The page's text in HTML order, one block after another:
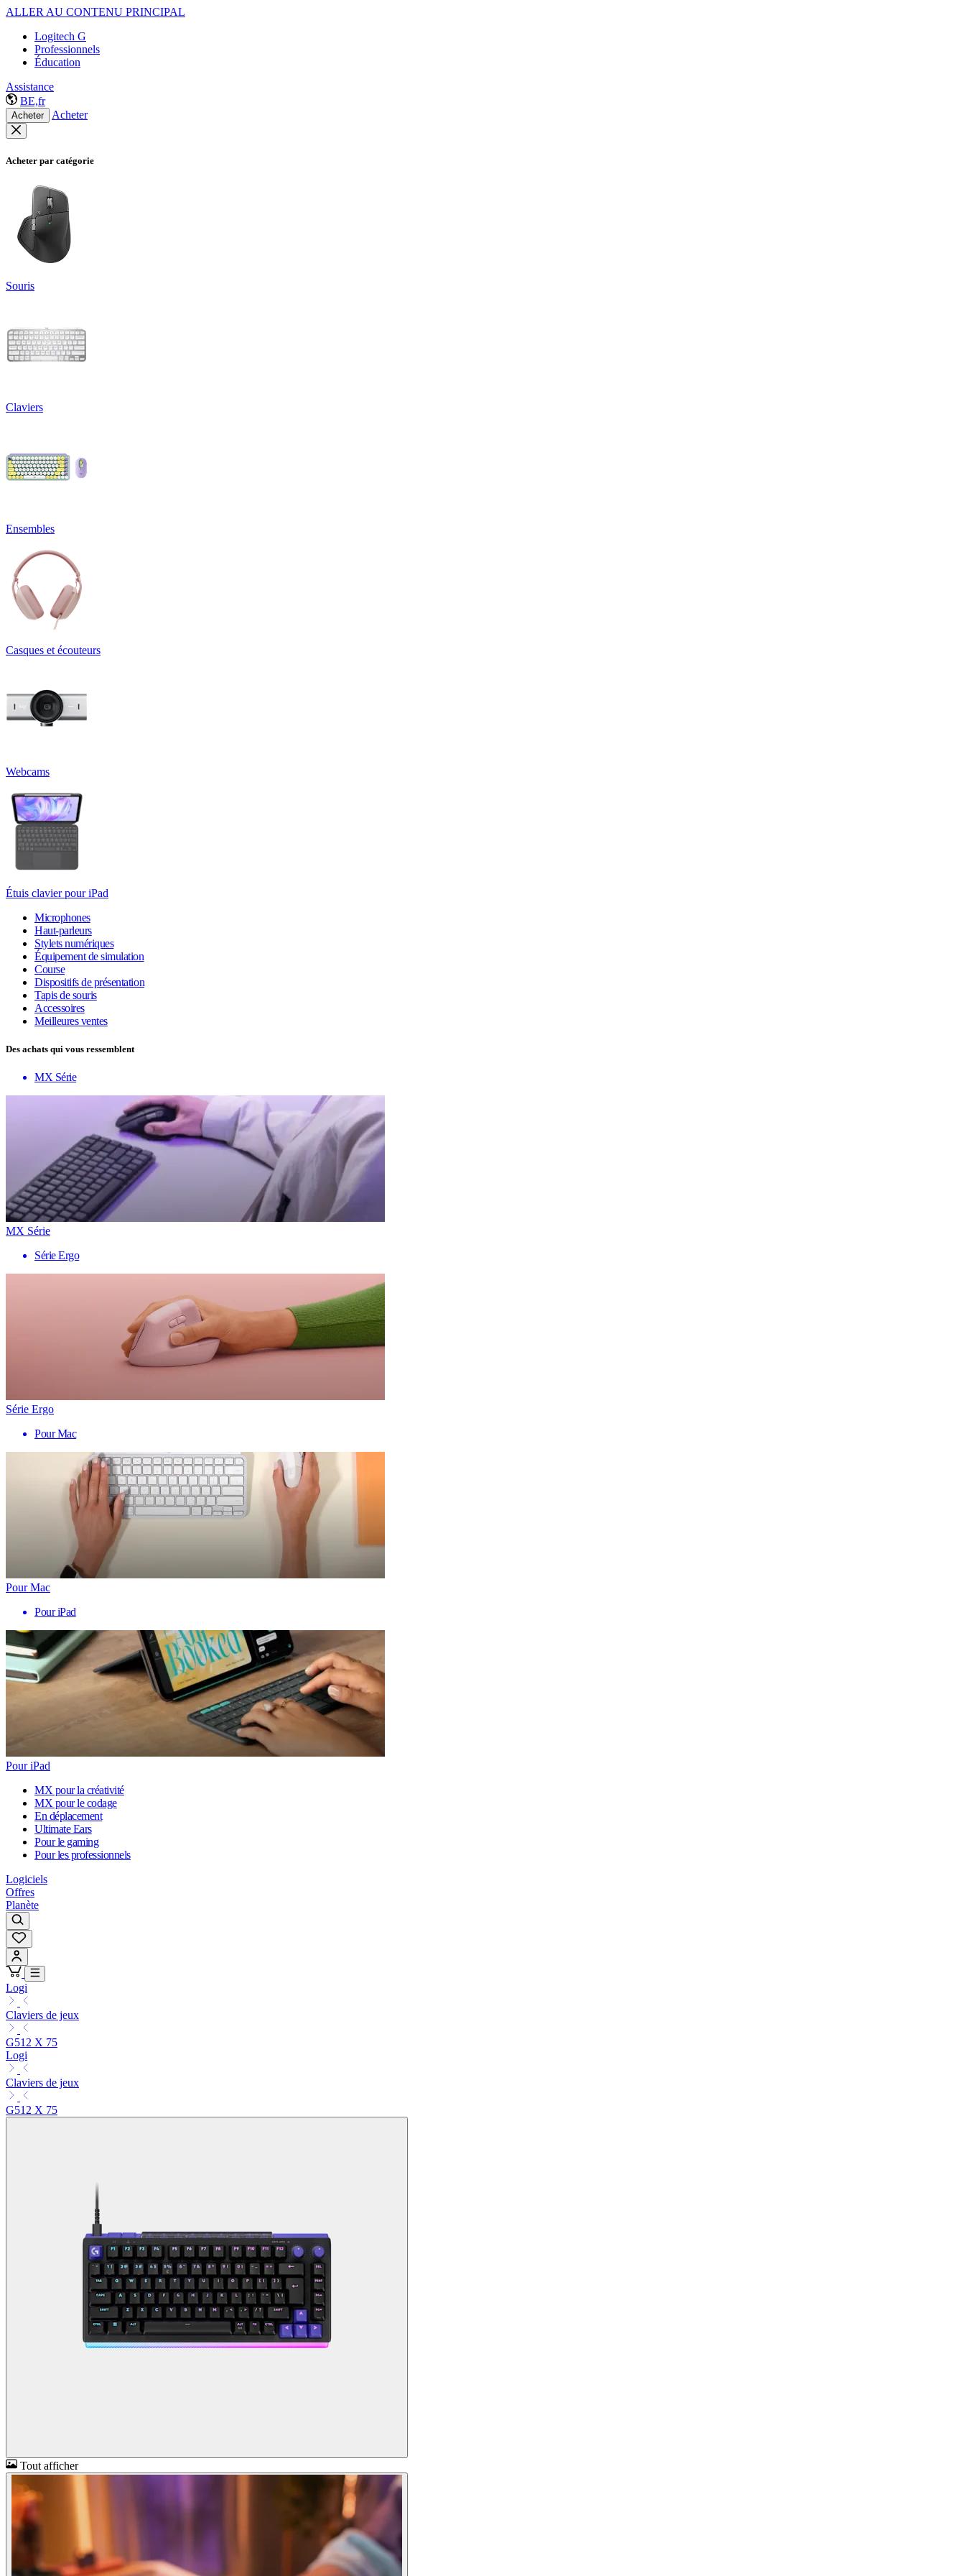
ALLER AU CONTENU PRINCIPAL
Logitech G
Professionnels
Éducation
Assistance
BE,fr
Acheter Acheter
Acheter par catégorie
Souris
Claviers
Ensembles
Casques et écouteurs
Webcams
Étuis clavier pour iPad
Microphones
Haut-parleurs
Stylets numériques
Équipement de simulation
Course
Dispositifs de présentation
Tapis de souris
Accessoires
Meilleures ventes
Des achats qui vous ressemblent
MX Série
MX Série
Série Ergo
Série Ergo
Pour Mac
Pour Mac
Pour iPad
Pour iPad
MX pour la créativité
MX pour le codage
En déplacement
Ultimate Ears
Pour le gaming
Pour les professionnels
Logiciels
Offres
Planète
Logi
Claviers de jeux
G512 X 75
Logi
Claviers de jeux
G512 X 75
Tout afficher